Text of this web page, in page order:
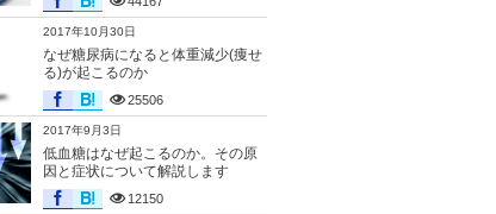
2017年10月30日
なぜ糖尿病になると体重減少(痩せ
る)が起こるのか
25506
2017年9月3日
低血糖はなぜ起こるのか。その原
因と症状について解説します
12150